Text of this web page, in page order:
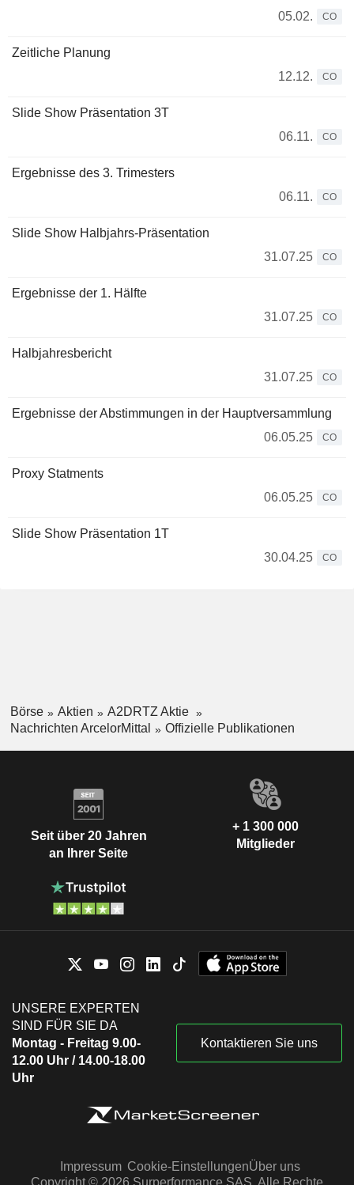
05.02.
CO
Zeitliche Planung
12.12.
CO
Slide Show Präsentation 3T
06.11.
CO
Ergebnisse des 3. Trimesters
06.11.
CO
Slide Show Halbjahrs-Präsentation
31.07.25
CO
Ergebnisse der 1. Hälfte
31.07.25
CO
Halbjahresbericht
31.07.25
CO
Ergebnisse der Abstimmungen in der Hauptversammlung
06.05.25
CO
Proxy Statments
06.05.25
CO
Slide Show Präsentation 1T
30.04.25
CO
Börse Aktien
A2DRTZ Aktie
Nachrichten ArcelorMittal
Offizielle Publikationen
Seit über 20 Jahren
an Ihrer Seite
+ 1 300 000
Mitglieder
UNSERE EXPERTEN
SIND FÜR SIE DA
Montag - Freitag 9.00-
12.00 Uhr / 14.00-18.00
Uhr
Kontaktieren Sie uns
Impressum Cookie-EinstellungenÜber uns
Copyright © 2026 Surperformance SAS. Alle Rechte